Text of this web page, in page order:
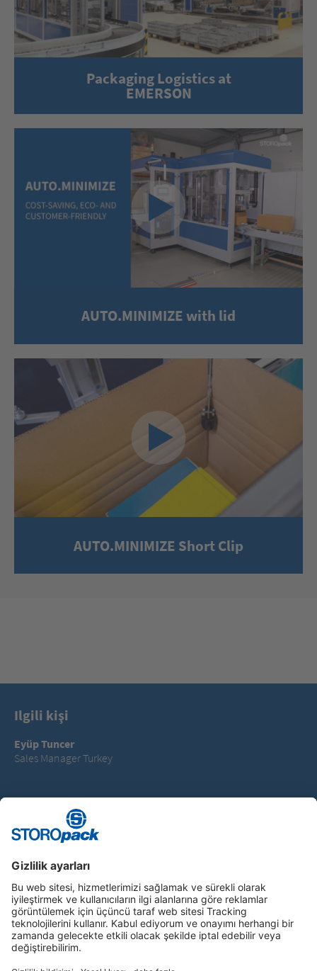
Packaging Logistics at
EMERSON
AUTO.MINIMIZE with lid
AUTO.MINIMIZE Short Clip
Ilgili kişi
Eyüp Tuncer
Sales Manager Turkey
T +90 532 5561917
eyup.tuncer@storopack.com
Instagram LinkedIn